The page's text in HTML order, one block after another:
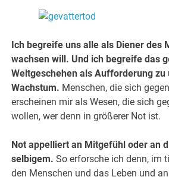
Ich begreife uns alle als Diener des
wachsen will. Und ich begreife das
Weltgeschehen als Aufforderung zu
Wachstum. Menschen, die sich
erscheinen mir als Wesen, die sich
wollen, wer denn in größerer Not ist.
Not appelliert an Mitgefühl oder an
selbigem. So erforsche ich denn, im
den Menschen und das Leben und